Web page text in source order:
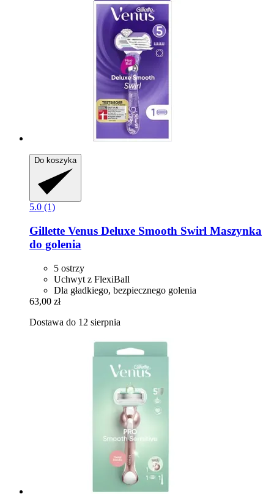
Do koszyka
5.0 (1)
Gillette Venus Deluxe Smooth Swirl Maszynka
do golenia
5 ostrzy
Uchwyt z FlexiBall
Dla gładkiego, bezpiecznego golenia
63,00 zł
Dostawa do 12 sierpnia